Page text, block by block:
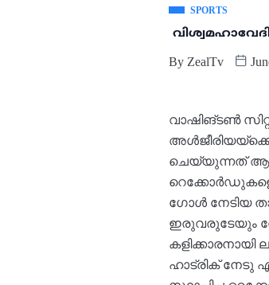
SPORTS
By ZealTv
വാഷിങ്ടൺ
ചെയ്യുന്നത് ആ
റെക്കോർഡുകളെ
ഗോൾ നേടിയ
ഇരുവരുടേയും
ഹാട്രിക് നേടു